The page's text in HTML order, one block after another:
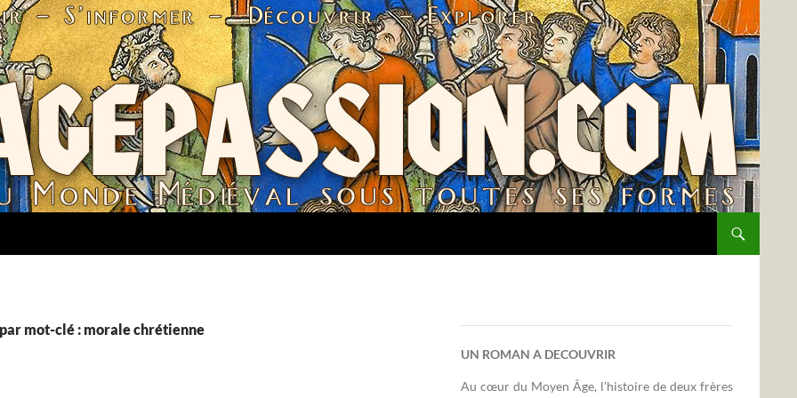
mot-clé : morale chrétienne
UN ROMAN A DECOUVRIR
Au cœur du Moyen Âge, l'histoire de deux frères